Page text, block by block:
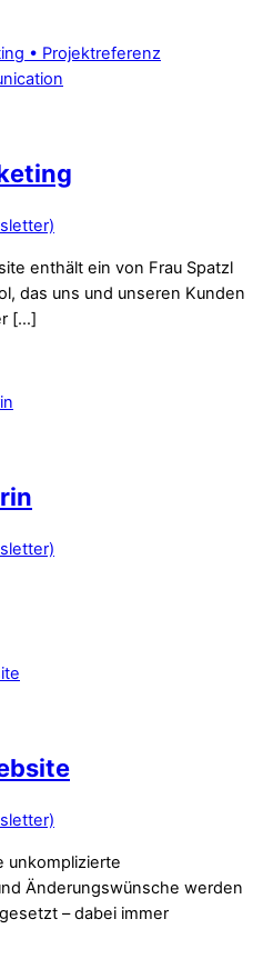
enthält ein von Frau Spatzl
das uns und unseren Kunden
[…]
unkomplizierte
Änderungswünsche werden
– dabei immer